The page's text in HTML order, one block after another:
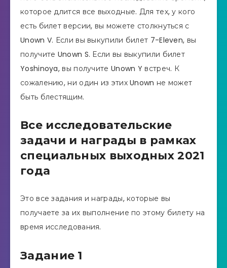
которое длится все выходные. Для тех, у кого
есть билет версии, вы можете столкнуться с
Unown V. Если вы выкупили билет 7-Eleven, вы
получите Unown S. Если вы выкупили билет
Yoshinoya, вы получите Unown Y встреч. К
сожалению, ни один из этих Unown не может
быть блестящим.
Все исследовательские
задачи и награды в рамках
специальных выходных 2021
года
Это все задания и награды, которые вы
получаете за их выполнение по этому билету на
время исследования.
Задание 1